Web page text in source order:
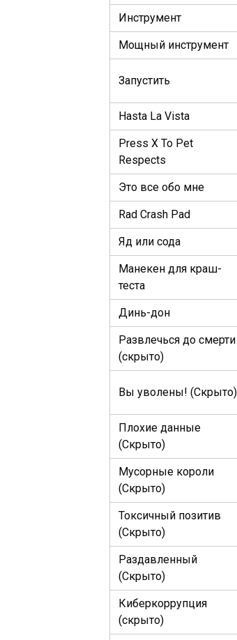
Инструмент
Мощный инструмент
Запустить
Hasta La Vista
Press X To Pet
Respects
Это все обо мне
Rad Crash Pad
Яд или сода
Манекен для краш-
теста
Динь-дон
Развлечься до смерти
(скрыто)
Вы уволены! (Скрыто)
Плохие данные
(Скрыто)
Мусорные короли
(Скрыто)
Токсичный позитив
(Скрыто)
Раздавленный
(Скрыто)
Киберкоррупция
(скрыто)